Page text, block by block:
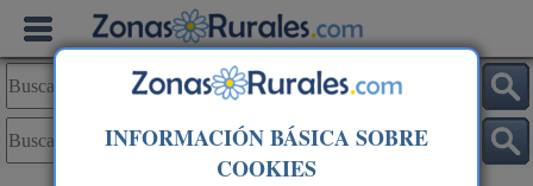
INFORMACIÓN BÁSICA SOBRE
COOKIES